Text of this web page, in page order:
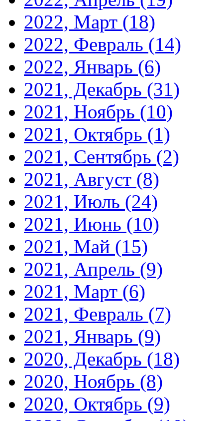
2022, Март (18)
2022, Февраль (14)
2022, Январь (6)
2021, Декабрь (31)
2021, Ноябрь (10)
2021, Октябрь (1)
2021, Сентябрь (2)
2021, Август (8)
2021, Июль (24)
2021, Июнь (10)
2021, Май (15)
2021, Апрель (9)
2021, Март (6)
2021, Февраль (7)
2021, Январь (9)
2020, Декабрь (18)
2020, Ноябрь (8)
2020, Октябрь (9)